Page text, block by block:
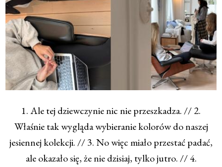
1. Ale tej dziewczynie nic nie przeszkadza. // 2.
Właśnie tak wygląda wybieranie kolorów do naszej
jesiennej kolekcji. // 3. No więc miało przestać padać,
ale okazało się, że nie dzisiaj, tylko jutro. // 4.